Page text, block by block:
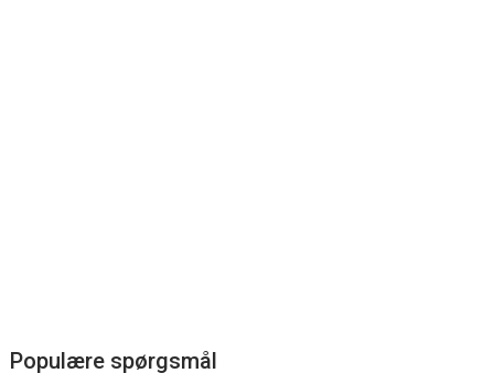
Populære spørgsmål